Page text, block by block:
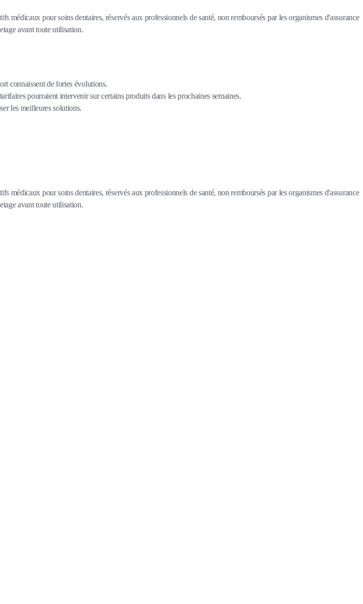
pour soins dentaires, réservés aux professionnels de santé, non remboursés par les organismes d'assurance
avant toute utilisation.
connaissent de fortes évolutions.
pourraient intervenir sur certains produits dans les prochaines semaines.
les meilleures solutions.
pour soins dentaires, réservés aux professionnels de santé, non remboursés par les organismes d'assurance
avant toute utilisation.